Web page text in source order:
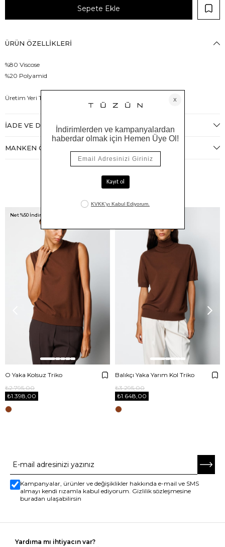
ÜRÜN ÖZELLIKLERI
%80 Viscose
%20 Polyamid
Üretim Yeri Türkiye
İADE VE DEĞIŞIM
MANKEN ÖLÇÜLERI
Benzer Ürünler
O Yaka Kolsuz Triko
₺1.398,00
₺2.795,00
Net %50 İndirim!
Balıkçı Yaka Yarım Kol Triko
₺1.648,00
₺3.295,00
Kampanyalar, ürünler ve değişiklikler hakkında e-mail ve SMS
almayı kendi rızamla kabul ediyorum. Gizlilik sözleşmesine
buradan ulaşabilirsin
Yardıma mı ihtiyacın var?